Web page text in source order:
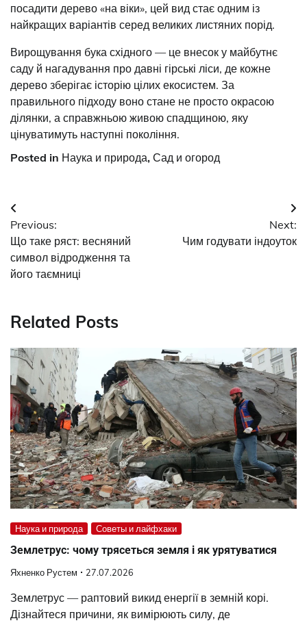
посадити дерево «на віки», цей вид стає одним із
найкращих варіантів серед великих листяних порід.
Вирощування бука східного — це внесок у майбутнє
саду й нагадування про давні гірські ліси, де кожне
дерево зберігає історію цілих екосистем. За
правильного підходу воно стане не просто окрасою
ділянки, а справжньою живою спадщиною, яку
цінуватимуть наступні покоління.
Posted in Наука и природа, Сад и огород
Post
navigation
Previous:
Що таке ряст: весняний
символ відродження та
його таємниці
Next:
Чим годувати індоуток
Related Posts
Наука и природа Советы и лайфхаки
Землетрус: чому трясеться земля і як урятуватися
Яхненко Рустем 27.07.2026
Землетрус — раптовий викид енергії в земній корі.
Дізнайтеся причини, як вимірюють силу, де